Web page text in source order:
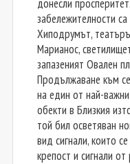
донесли
забележителности
Хиподрумът,
Марианос,
запазеният Овален
Продължаване към
на един от най-
обекти в Близкия
той бил осветяван
вид сигнали, които
крепост и сигнали